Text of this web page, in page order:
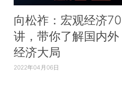
向松祚：宏观经济70
讲，带你了解国内外
经济大局
2022年04月06日